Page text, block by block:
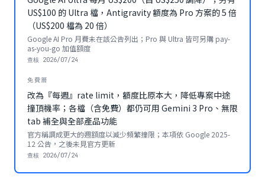
US$100 的 Ultra 檔，Antigravity 額度為 Pro 方案的 5 倍
（US$200 檔為 20 倍）
Google AI Pro 月費未在該公告列出；Pro 與 Ultra 皆可另購 pay-
as-you-go 加值額度
查核 2026/07/24
免費層
改為『每週』rate limit，額度比原本大，降低專案中途
撞頂機率；各檔（含免費）都仍可用 Gemini 3 Pro、無限
tab 補全與全部產品功能
官方稱調成更大的週額度以減少頻繁撞限；本項依 Google 2025-
12 公告，之後未見官方更新
查核 2026/07/24